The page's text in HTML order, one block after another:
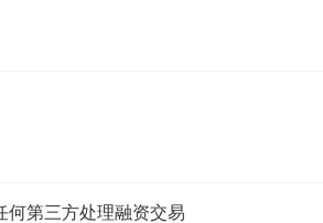
何第三方处理融资交易